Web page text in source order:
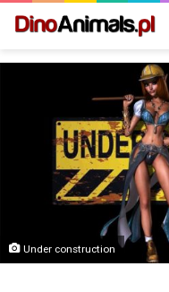
Under construction